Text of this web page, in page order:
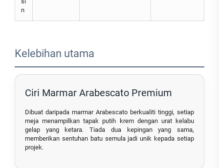
n
Kelebihan utama
Ciri Marmar Arabescato Premium
Dibuat daripada marmar Arabescato berkualiti tinggi, setiap
meja menampilkan tapak putih krem dengan urat kelabu
gelap yang ketara. Tiada dua kepingan yang sama,
memberikan sentuhan batu semula jadi unik kepada setiap
projek.